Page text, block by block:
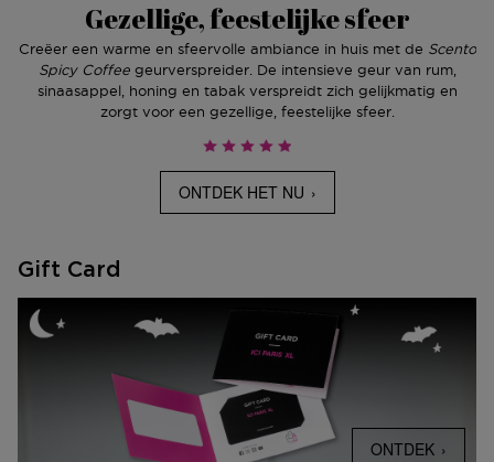
Gezellige, feestelijke sfeer
Creëer een warme en sfeervolle ambiance in huis met de Scento
Spicy Coffeegeurverspreider. De intensieve geur van rum,
sinaasappel, honing en tabak verspreidt zich gelijkmatig en
zorgt voor een gezellige, feestelijke sfeer.
ONTDEK HET NU
Gift Card
ONTDEK